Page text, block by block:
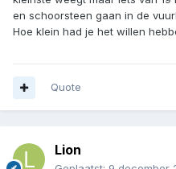
en schoorsteen gaan in de
Hoe klein had je het willen
Quote
Lion